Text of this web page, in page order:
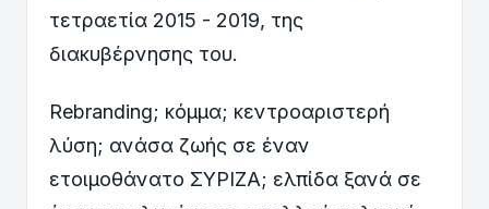
τετραετία 2015 - 2019, της
διακυβέρνησης του.
Rebranding; κόμμα; κεντροαριστερή
λύση; ανάσα ζωής σε έναν
ετοιμοθάνατο ΣΥΡΙΖΑ; ελπίδα ξανά σε